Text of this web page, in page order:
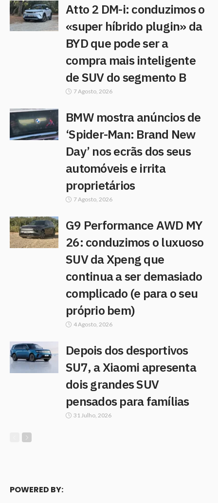
Atto 2 DM-i: conduzimos o
«super híbrido plugin» da
BYD que pode ser a
compra mais inteligente
de SUV do segmento B
7 Agosto, 2026
BMW mostra anúncios de
‘Spider-Man: Brand New
Day’ nos ecrãs dos seus
automóveis e irrita
proprietários
7 Agosto, 2026
G9 Performance AWD MY
26: conduzimos o luxuoso
SUV da Xpeng que
continua a ser demasiado
complicado (e para o seu
próprio bem)
4 Agosto, 2026
Depois dos desportivos
SU7, a Xiaomi apresenta
dois grandes SUV
pensados para famílias
31 Julho, 2026
POWERED BY: